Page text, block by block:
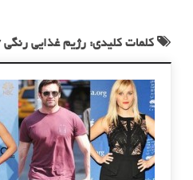
کلمات کلیدی: رژیم غذایی رنگی ۷ روزه